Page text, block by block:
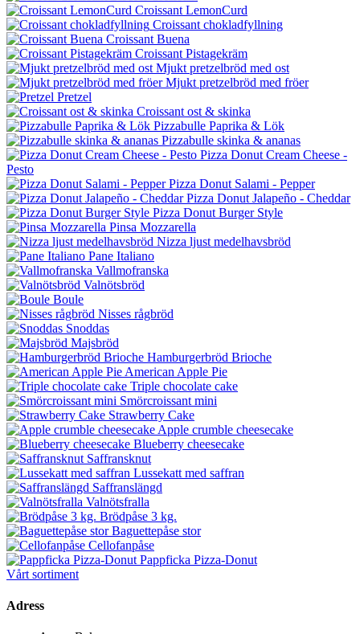
Croissant LemonCurd
Croissant chokladfyllning
Croissant Buena
Croissant Pistagekräm
Mjukt pretzelbröd med ost
Mjukt pretzelbröd med fröer
Pretzel
Croissant ost & skinka
Pizzabulle Paprika & Lök
Pizzabulle skinka & ananas
Pizza Donut Cream Cheese -
Pesto
Pizza Donut Salami - Pepper
Pizza Donut Jalapeño - Cheddar
Pizza Donut Burger Style
Pinsa Mozzarella
Nizza ljust medelhavsbröd
Pane Italiano
Vallmofranska
Valnötsbröd
Boule
Nisses rågbröd
Snoddas
Majsbröd
Hamburgerbröd Brioche
American Apple Pie
Triple chocolate cake
Smörcroissant mini
Strawberry Cake
Apple crumble cheesecake
Blueberry cheesecake
Saffransknut
Lussekatt med saffran
Saffranslängd
Valnötsfralla
Brödpåse 3 kg.
Baguettepåse stor
Cellofanpåse
Pappficka Pizza-Donut
Vårt sortiment
Adress